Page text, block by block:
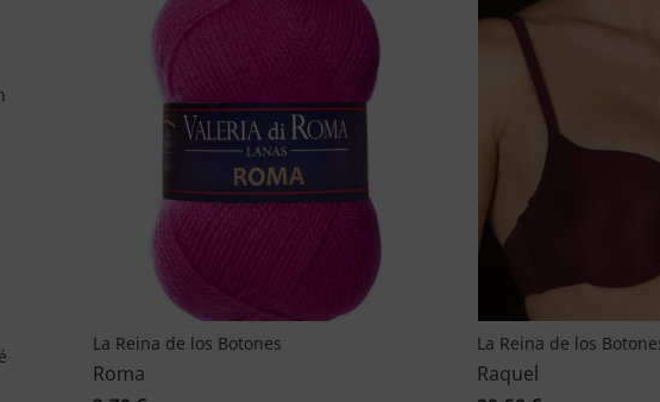
La Reina de los Botones
Roma
La Reina de los
Raquel